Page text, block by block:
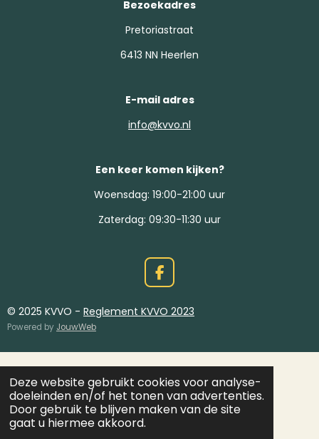
Deze website gebruikt cookies voor analyse-
doeleinden en/of het tonen van advertenties.
Door gebruik te blijven maken van de site
gaat u hiermee akkoord.
Bezoekadres
Pretoriastraat
6413 NN Heerlen
E-mail adres
info@kvvo.nl
Een keer komen kijken?
Woensdag: 19:00-21:00 uur
Zaterdag: 09:30-11:30 uur
F
A
C
E
© 2025 KVVO - Reglement KVVO 2023
Powered by JouwWeb